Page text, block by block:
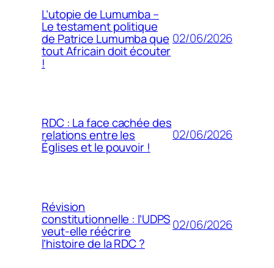
L’utopie de Lumumba –
Le testament politique
de Patrice Lumumba que
tout Africain doit écouter
!
02/06/2026
RDC : La face cachée des
relations entre les
Églises et le pouvoir !
02/06/2026
Révision
constitutionnelle : l’UDPS
veut-elle réécrire
l’histoire de la RDC ?
02/06/2026